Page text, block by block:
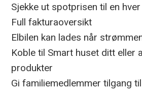
Sjekke ut spotprisen til en
Full fakturaoversikt
Elbilen kan lades når
Koble til Smart huset ditt eller
produkter
Gi familiemedlemmer tilgang